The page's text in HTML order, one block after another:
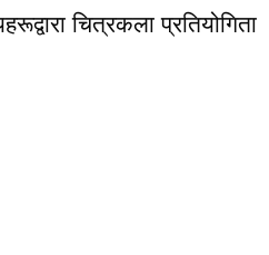
चित्रकला प्रतियोगिता